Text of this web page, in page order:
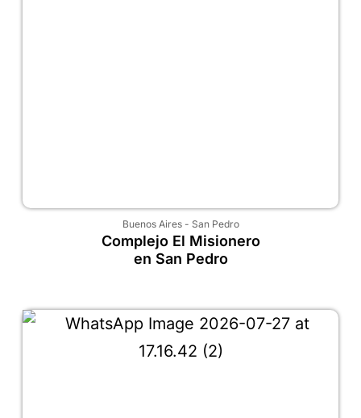
Buenos Aires- San Pedro
Complejo El Misionero
en San Pedro